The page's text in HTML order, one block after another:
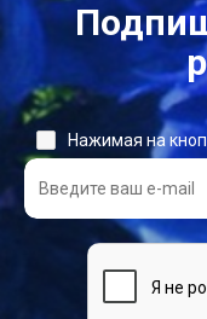
Нажимая на